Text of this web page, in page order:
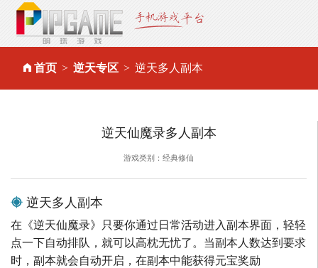
首页 逆天专区 逆天多人副本
逆天仙魔录多人副本
游戏类别：经典修仙
逆天多人副本
在《逆天仙魔录》只要你通过日常活动进入副本界面，轻轻
点一下自动排队，就可以高枕无忧了。当副本人数达到要求
时，副本就会自动开启，在副本中能获得元宝奖励